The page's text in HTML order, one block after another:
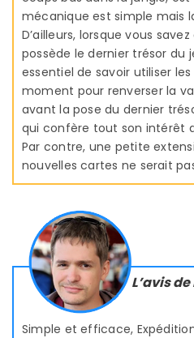
mécanique est simple mais
D’ailleurs, lorsque vous
possède le dernier trésor du
essentiel de savoir utiliser
moment pour renverser la
avant la pose du dernier
qui confère tout son intérêt
Par contre, une petite
nouvelles cartes ne serait
L’avis
Simple et efficace,